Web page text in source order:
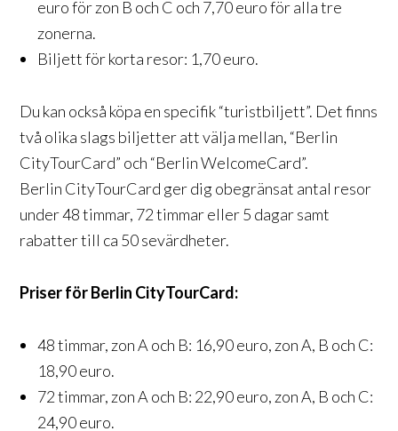
euro för zon B och C och 7,70 euro för alla tre
zonerna.
Biljett för korta resor: 1,70 euro.
Du kan också köpa en specifik “turistbiljett”. Det finns
två olika slags biljetter att välja mellan, “Berlin
CityTourCard” och “Berlin WelcomeCard”.
Berlin CityTourCard ger dig obegränsat antal resor
under 48 timmar, 72 timmar eller 5 dagar samt
rabatter till ca 50 sevärdheter.
Priser för Berlin CityTourCard:
48 timmar, zon A och B: 16,90 euro, zon A, B och C:
18,90 euro.
72 timmar, zon A och B: 22,90 euro, zon A, B och C:
24,90 euro.